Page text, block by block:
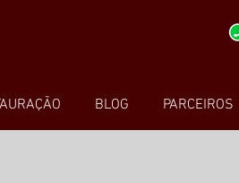
BLOG PARCEIROS